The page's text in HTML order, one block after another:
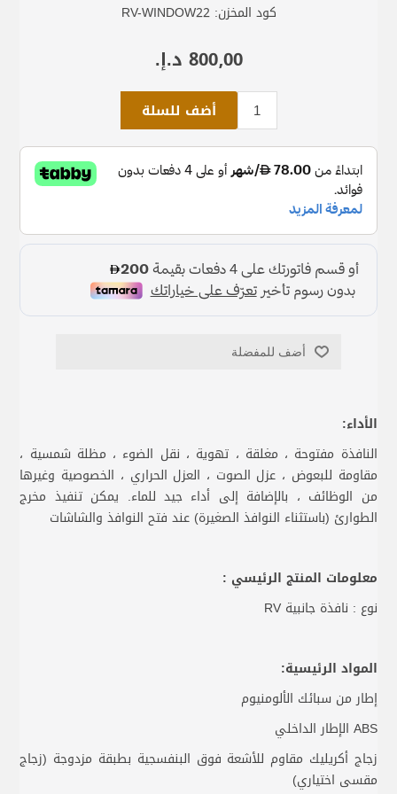
كود المخزن: RV-WINDOW22
800٫00 د.إ.‏
أضف للسلة
أضف للمفضلة
الأداء:
النافذة مفتوحة ، مغلقة ، تهوية ، نقل الضوء ، مظلة شمسية ،
مقاومة للبعوض ، عزل الصوت ، العزل الحراري ، الخصوصية وغيرها
من الوظائف ، بالإضافة إلى أداء جيد للماء. يمكن تنفيذ مخرج
الطوارئ (باستثناء النوافذ الصغيرة) عند فتح النوافذ والشاشات
معلومات المنتج الرئيسي :
نوع : نافذة جانبية RV
المواد الرئيسية:
إطار من سبائك الألومنيوم
ABS الإطار الداخلي
زجاج أكريليك مقاوم للأشعة فوق البنفسجية بطبقة مزدوجة (زجاج
مقسى اختياري)